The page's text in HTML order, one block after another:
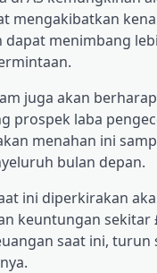
mengakibatkan
dapat menimbang
juga akan
prospek laba
menahan ini
bulan depan.
ini diperkirakan
keuntungan sekitar
saat ini, turun